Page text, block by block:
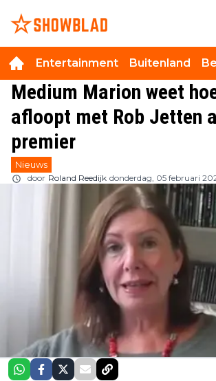
Entertainment Buitenland
Medium Marion weet
afloopt met Rob Jetten
premier
Nieuws
door Roland Reedijk donderdag, 05 februari